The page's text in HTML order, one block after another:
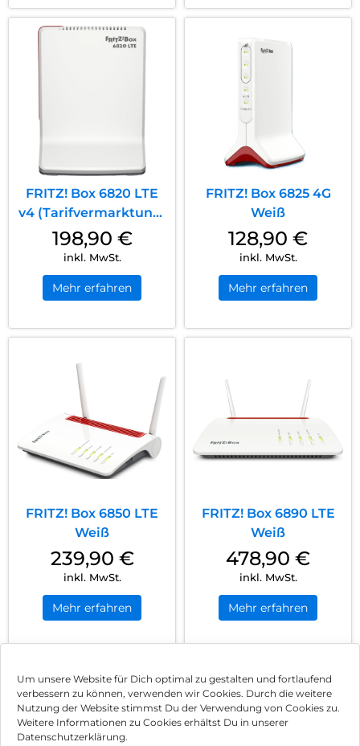
Um unsere Website für Dich optimal zu gestalten und fortlaufend
verbessern zu können, verwenden wir Cookies. Durch die weitere
Nutzung der Website stimmst Du der Verwendung von Cookies zu.
Weitere Informationen zu Cookies erhältst Du in unserer
Datenschutzerklärung.
FRITZ! Box 6820 LTE
v4 (Tarifvermarktung)
Weiß
198,90 €
inkl. MwSt.
Mehr erfahren
FRITZ! Box 6825 4G
Weiß
128,90 €
inkl. MwSt.
Mehr erfahren
FRITZ! Box 6850 LTE
Weiß
239,90 €
inkl. MwSt.
Mehr erfahren
FRITZ! Box 6890 LTE
Weiß
478,90 €
inkl. MwSt.
Mehr erfahren
1 2 Nächste
Impressum